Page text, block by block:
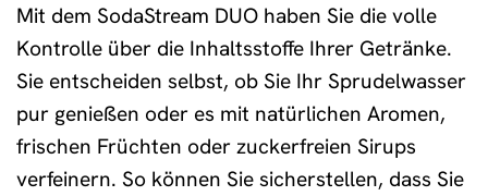
Mit dem SodaStream DUO haben Sie die volle
Kontrolle über die Inhaltsstoffe Ihrer Getränke.
Sie entscheiden selbst, ob Sie Ihr Sprudelwasser
pur genießen oder es mit natürlichen Aromen,
frischen Früchten oder zuckerfreien Sirups
verfeinern. So können Sie sicherstellen, dass Sie